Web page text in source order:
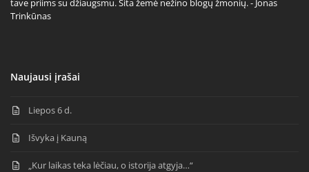
tave priims su džiaugsmu. Šita žemė nežino blogų žmonių. - Jonas
Trinkūnas
Naujausi įrašai
Liepos 6 d.
Išvyka į Kauną
„Kur laikas teka lėčiau, o istorija atgyja…“